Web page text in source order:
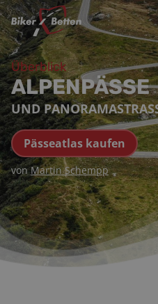
Überblick
ALPENPÄSSE
UND
Pässeatlas kaufen
von Martin Schempp